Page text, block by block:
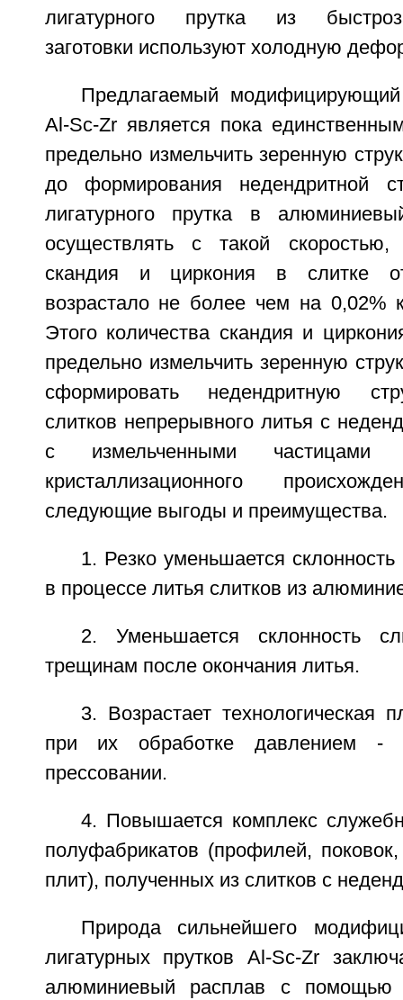
лигатурного прутка из
заготовки используют холодную
Предлагаемый модифицирующий
Al-Sc-Zr является пока
предельно измельчить зеренную
до формирования недендритной
лигатурного прутка в
осуществлять с такой
скандия и циркония в слитке
возрастало не более чем на 0,02%
Этого количества скандия и
предельно измельчить зеренную
сформировать недендритную
слитков непрерывного литья с
с измельченными частицами
кристаллизационного
следующие выгоды и преимущества.
1. Резко уменьшается
в процессе литья слитков из
2. Уменьшается склонность
трещинам после окончания литья.
3. Возрастает технологическая
при их обработке давлением -
прессовании.
4. Повышается комплекс
полуфабрикатов (профилей,
плит), полученных из слитков с
Природа сильнейшего
лигатурных прутков Al-Sc-Zr
алюминиевый расплав с помощью